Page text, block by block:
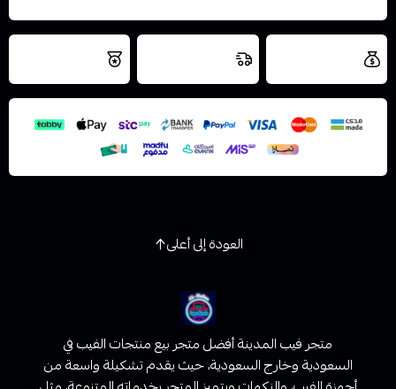
اسحب و افلت الملف هنا
استعراض
نتميز بلجودة
العودة إلى أعلى
متجر فيب المدينة أفضل متجر بيع منتجات الفيب في
السعودية وخارج السعودية، حيث يقدم تشكيلة واسعة من